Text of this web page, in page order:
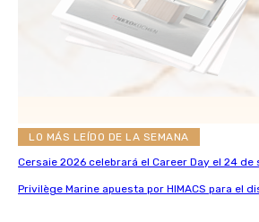
LO MÁS LEÍDO DE LA SEMANA
Cersaie 2026 celebrará el Career Day el 24 de
Privilège Marine apuesta por HIMACS para el